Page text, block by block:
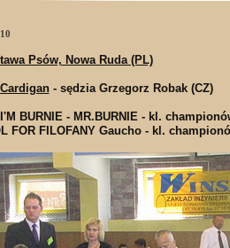
Psów, Nowa Ruda (PL)
- sędzia Grzegorz Robak (CZ)
BURNIE - MR.BURNIE - kl.
FOR FILOFANY Gaucho- kl.